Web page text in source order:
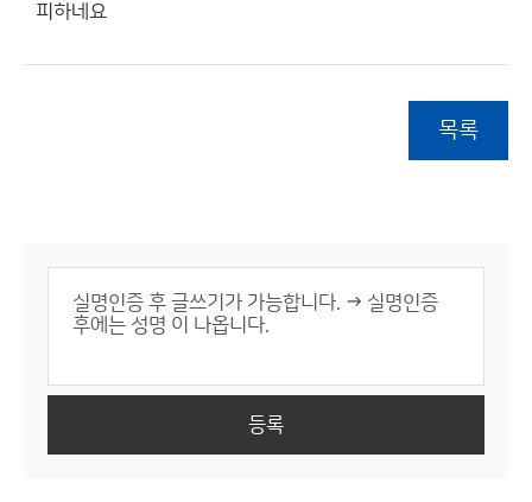
피하네요
목록
등록